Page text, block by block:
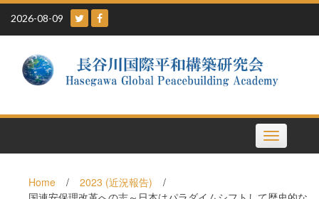
Skip
content
2026-08-09
Toggle
navigation
Home / 2023 (近況報告)
/